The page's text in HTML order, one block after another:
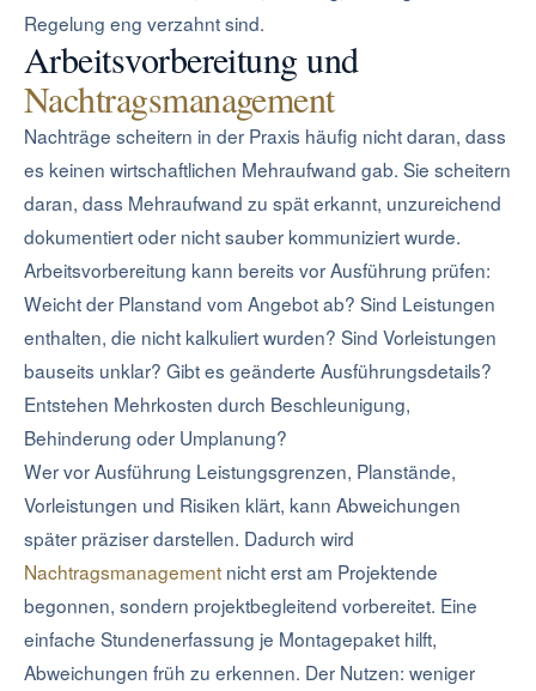
Regelung eng verzahnt sind.
Arbeitsvorbereitung und
Nachtragsmanagement
Nachträge scheitern in der Praxis häufig nicht daran, dass
es keinen wirtschaftlichen Mehraufwand gab. Sie scheitern
daran, dass Mehraufwand zu spät erkannt, unzureichend
dokumentiert oder nicht sauber kommuniziert wurde.
Arbeitsvorbereitung kann bereits vor Ausführung prüfen:
Weicht der Planstand vom Angebot ab? Sind Leistungen
enthalten, die nicht kalkuliert wurden? Sind Vorleistungen
bauseits unklar? Gibt es geänderte Ausführungsdetails?
Entstehen Mehrkosten durch Beschleunigung,
Behinderung oder Umplanung?
Wer vor Ausführung Leistungsgrenzen, Planstände,
Vorleistungen und Risiken klärt, kann Abweichungen
später präziser darstellen. Dadurch wird
Nachtragsmanagement nicht erst am Projektende
begonnen, sondern projektbegleitend vorbereitet. Eine
einfache Stundenerfassung je Montagepaket hilft,
Abweichungen früh zu erkennen. Der Nutzen: weniger